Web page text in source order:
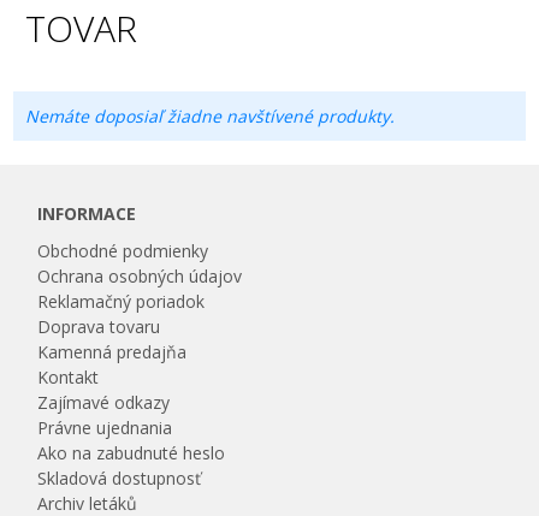
TOVAR
Nemáte doposiaľ žiadne navštívené produkty.
INFORMACE
Obchodné podmienky
Ochrana osobných údajov
Reklamačný poriadok
Doprava tovaru
Kamenná predajňa
Kontakt
Zajímavé odkazy
Právne ujednania
Ako na zabudnuté heslo
Skladová dostupnosť
Archiv letáků